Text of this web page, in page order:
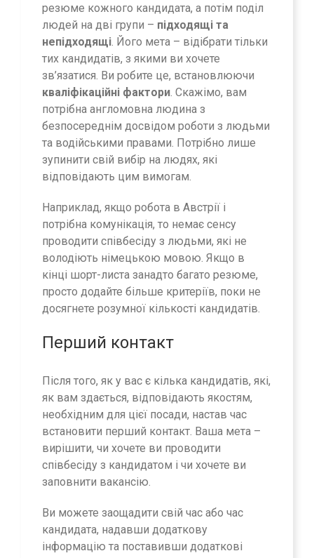
резюме кожного кандидата, а потім поділ
людей на дві групи – підходящі та
непідходящі . Його мета – відібрати тільки
тих кандидатів, з якими ви хочете
зв’язатися. Ви робите це, встановлюючи
кваліфікаційні фактори . Скажімо, вам
потрібна англомовна людина з
безпосереднім досвідом роботи з людьми
та водійськими правами. Потрібно лише
зупинити свій вибір на людях, які
відповідають цим вимогам.
Наприклад, якщо робота в Австрії і
потрібна комунікація, то немає сенсу
проводити співбесіду з людьми, які не
володіють німецькою мовою. Якщо в
кінці шорт-листа занадто багато резюме,
просто додайте більше критеріїв, поки не
досягнете розумної кількості кандидатів.
Перший контакт
Після того, як у вас є кілька кандидатів, які,
як вам здається, відповідають якостям,
необхідним для цієї посади, настав час
встановити перший контакт. Ваша мета –
вирішити, чи хочете ви проводити
співбесіду з кандидатом і чи хочете ви
заповнити вакансію.
Ви можете заощадити свій час або час
кандидата, надавши додаткову
інформацію та поставивши додаткові